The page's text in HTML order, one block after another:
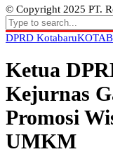
© Copyright 2025 PT.
DPRD Kotabaru
Ketua
Kejurnas
Promosi
UMKM